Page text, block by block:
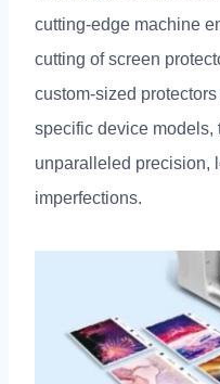
cutting-edge machine
cutting of screen
custom-sized
specific device models,
unparalleled precision,
imperfections.